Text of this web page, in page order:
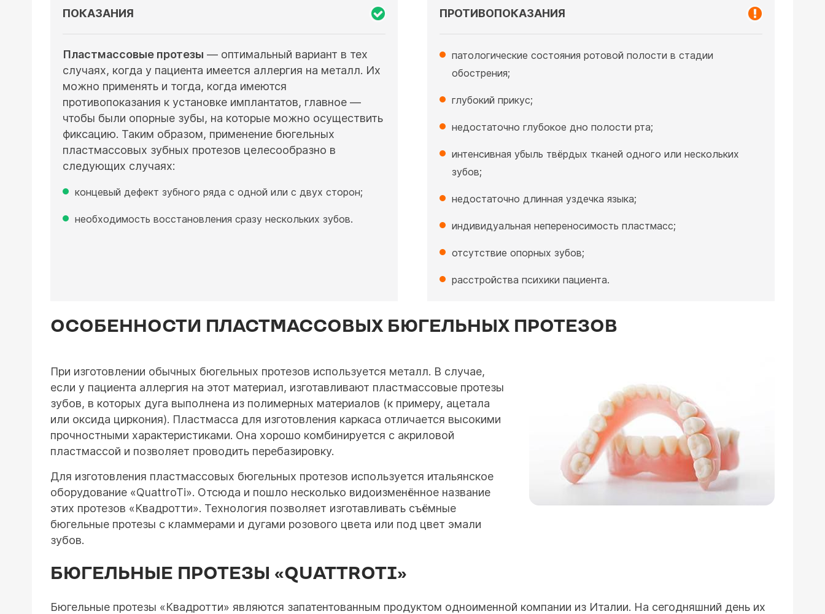
ПОКАЗАНИЯ
Пластмассовые протезы — оптимальный вариант в тех
случаях, когда у пациента имеется аллергия на металл. Их
можно применять и тогда, когда имеются
противопоказания к установке имплантатов, главное —
чтобы были опорные зубы, на которые можно осуществить
фиксацию. Таким образом, применение бюгельных
пластмассовых зубных протезов целесообразно в
следующих случаях:
концевый дефект зубного ряда с одной или с двух сторон;
необходимость восстановления сразу нескольких зубов.
ПРОТИВОПОКАЗАНИЯ
патологические состояния ротовой полости в стадии
обострения;
глубокий прикус;
недостаточно глубокое дно полости рта;
интенсивная убыль твёрдых тканей одного или нескольких
зубов;
недостаточно длинная уздечка языка;
индивидуальная непереносимость пластмасс;
отсутствие опорных зубов;
расстройства психики пациента.
ОСОБЕННОСТИ ПЛАСТМАССОВЫХ БЮГЕЛЬНЫХ ПРОТЕЗОВ
При изготовлении обычных бюгельных протезов используется металл. В случае,
если у пациента аллергия на этот материал, изготавливают пластмассовые протезы
зубов, в которых дуга выполнена из полимерных материалов (к примеру, ацетала
или оксида циркония). Пластмасса для изготовления каркаса отличается высокими
прочностными характеристиками. Она хорошо комбинируется с акриловой
пластмассой и позволяет проводить перебазировку.
Для изготовления пластмассовых бюгельных протезов используется итальянское
оборудование «QuattroTi». Отсюда и пошло несколько видоизменённое название
этих протезов «Квадротти». Технология позволяет изготавливать съёмные
бюгельные протезы с кламмерами и дугами розового цвета или под цвет эмали
зубов.
БЮГЕЛЬНЫЕ ПРОТЕЗЫ «QUATTROTI»
Бюгельные протезы «Квадротти» являются запатентованным продуктом одноименной компании из Италии. На сегодняшний день их